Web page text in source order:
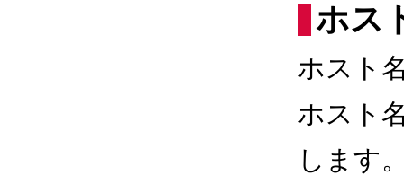
ホス
ホスト
ホスト
します